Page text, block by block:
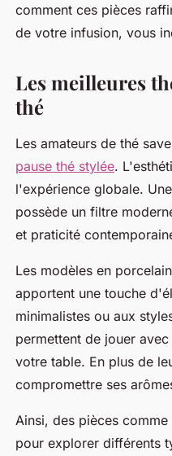
comment ces pièces
de votre infusion, vous
Les meilleures
thé
Les amateurs de thé
pause thé stylée.
l'expérience globale.
possède un filtre
et praticité
Les modèles en
apportent une touche
minimalistes ou aux
permettent de jouer
votre table. En plus de
compromettre ses
Ainsi, des pièces
pour explorer différents